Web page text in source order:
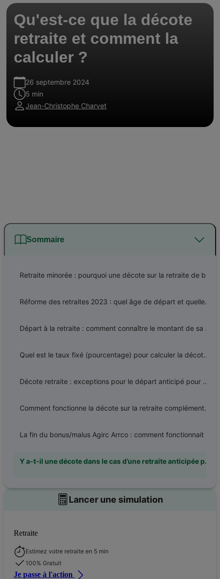
Qu'est-ce que la décote
retraite et comment la
calculer ?
26 septembre 2024
5 min
Jean-Christophe Charvet
Sommaire
Réforme des retraites 2023 : quel âge de départ et quelle durée de cotisation ?
Départ à la retraite : comment connaître le montant de sa retraite complémentaire à points ?
Quel est le taux fixé (pourcentage) pour calculer la décote retraite de base ?
Décote retraite : exceptions pour le départ anticipé pour handicap, invalidité ou incapacité
Comment fonctionne la décote sur la retraite complémentaire ?
Y a-t-il une décote dans le cas d’une retraite anticipée pour carrière longue ?
Lancer une simulation
Retraite
Estimez votre retraite en 5 min
100% Gratuit
Je passe à l'action